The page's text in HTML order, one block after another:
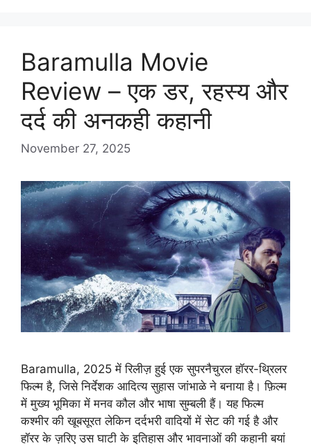
Baramulla Movie
Review – एक डर, रहस्य और
दर्द की अनकही कहानी
November 27, 2025
Baramulla, 2025 में रिलीज़ हुई एक सुपरनैचुरल हॉरर-थ्रिलर
फिल्म है, जिसे निर्देशक आदित्य सुहास जांभाळे ने बनाया है। फ़िल्म
में मुख्य भूमिका में मनव कौल और भाषा सुम्बली हैं। यह फिल्म
कश्मीर की खूबसूरत लेकिन दर्दभरी वादियों में सेट की गई है और
हॉरर के ज़रिए उस घाटी के इतिहास और भावनाओं की कहानी बयां